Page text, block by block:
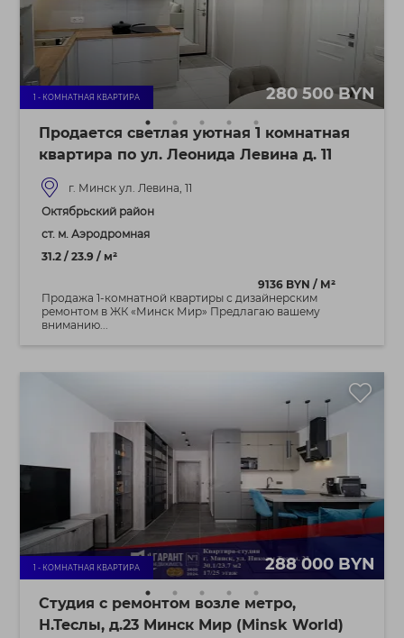
1 - КОМНАТНАЯ КВАРТИРА 280 500 BYN
Продается светлая уютная 1 комнатная
квартира по ул. Леонида Левина д. 11
г. Минск ул. Левина, 11
Октябрьский район
ст. м. Аэродромная
31.2 / 23.9 / м²
9136 BYN / М²
Продажа 1-комнатной квартиры с дизайнерским
ремонтом в ЖК «Минск Мир» Предлагаю вашему
вниманию...
1 - КОМНАТНАЯ КВАРТИРА 288 000 BYN
Студия с ремонтом возле метро,
Н.Теслы, д.23 Минск Мир (Minsk World)